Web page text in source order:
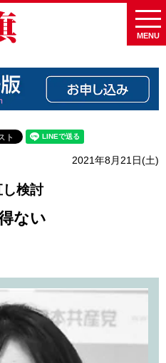
MENU
2021年8月21日(土)
検討
ない